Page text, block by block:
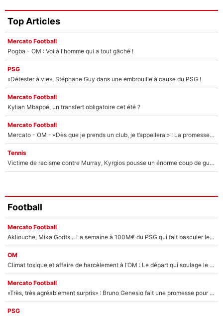
Top Articles
Mercato Football
Pogba - OM : Voilà l'homme qui a tout gâché !
PSG
«Détester à vie», Stéphane Guy dans une embrouille à cause du PSG !
Mercato Football
Kylian Mbappé, un transfert obligatoire cet été ?
Mercato Football
Mercato - OM - «Dès que je prends un club, je t’appellerai» : La promesse de Marcelino au moment de claquer la porte
Tennis
Victime de racisme contre Murray, Kyrgios pousse un énorme coup de gueule !
Football
Mercato Football
Akliouche, Mika Godts... La semaine à 100M€ du PSG qui fait basculer le mercato du PSG !
OM
Climat toxique et affaire de harcèlement à l’OM : Le départ qui soulage le vestiaire de Bruno Genesio
Mercato Football
«Très, très agréablement surpris» : Bruno Genesio fait une promesse pour la suite du mercato de l’OM et rassure les supporters
PSG